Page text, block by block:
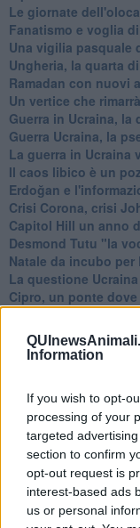
Information
If you wish to opt-
processing of your
targeted
section to confirm
opt-out request is
interest-based ads
us or personal
Le giornate
Fanatismo e voglia
Una vigilia pasquale
Ungheria, la quarta
Ramadan con nuovi
Un vertice che
Guerra in Ucraina, la
Guerra Ucraina, la
La guerra in Ucraina
​Il caos libico è un
Erdoğan e
Crisi Corona, crisi
Capitol Hill un anno
Desmond Tutu "la
Natale da incubo
La questione Ucraina
Cipro, un ponte
Una vigilia di Natale
La questione
Erdogan continua a
L'AUKUS e il Quad
Biden, primo
Papa Bergoglio
Bennet, un giorno
Il ritorno dei talebani
​La lenta agonia del
Sudafrica, è allarme